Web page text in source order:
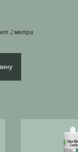
2 метра.